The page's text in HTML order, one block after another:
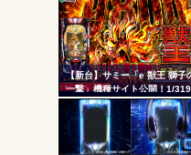
いなｗｗｗ
【新台】サミー「e 獣王 獅子
一撃」機種サイト公開！1/
ドデカSTRAIGHT、右の1/2で
均9,800個のサバチャンに突